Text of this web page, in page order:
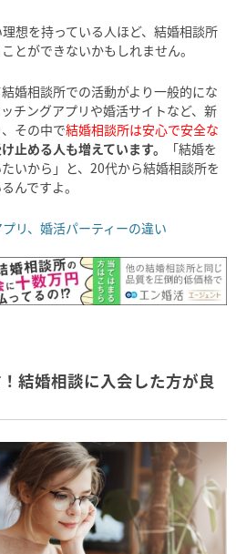
想を持っている人ほど、結婚相談所
とができないかもしれません。
婚相談所での活動がより一般的にな
チングアプリや婚活サイトなど、新
その中で結婚相談所は安心で安全な
止める人も増えています。
「結婚を
いから」と、20代から結婚相談所を
んですよ。
リ、婚活パーティーの違い
結婚相談に入会した方が良